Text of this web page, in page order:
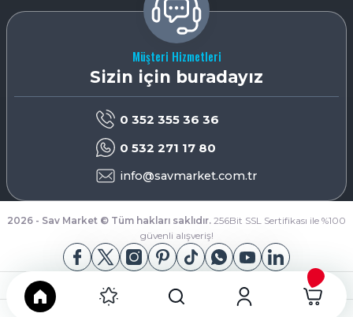
Müşteri Hizmetleri
Sizin için buradayız
0 352 355 36 36
0 532 271 17 80
info@savmarket.com.tr
2026 - Sav Market © Tüm hakları saklıdır. 256Bit SSL Sertifikası ile %100
güvenli alışveriş!
Google Play